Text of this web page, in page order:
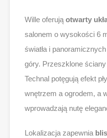
Wille oferują otwarty
salonem o wysokości 6
światła i
góry. Przeszklone
Technal potęgują efekt
wnętrzem a ogrodem, a
wprowadzają nutę
Lokalizacja zapewnia